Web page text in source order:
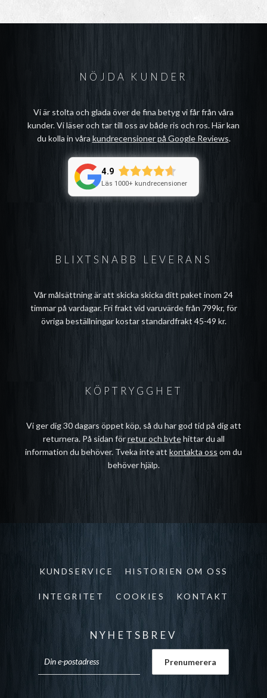
BLIXTSNABB LEVERANS
Vår målsättning är att skicka skicka ditt paket inom 24
timmar på vardagar. Fri frakt vid varuvärde från 799kr, för
övriga beställningar kostar standardfrakt 45-49 kr.
NÖJDA KUNDER
Vi är stolta och glada över de fina betyg vi får från våra
kunder. Vi läser och tar till oss av både ris och ros. Här kan
du kolla in våra kundrecensioner på Google Reviews.
4.9
Läs 1000+ kundrecensioner
KÖPTRYGGHET
Vi ger dig 30 dagars öppet köp, så du har god tid på dig att
returnera. På sidan förretur och bytehittar du all
information du behöver. Tveka inte att kontakta oss om du
behöver hjälp.
KUNDSERVICE HISTORIEN OM OSS
INTEGRITET COOKIES KONTAKT
NYHETSBREV